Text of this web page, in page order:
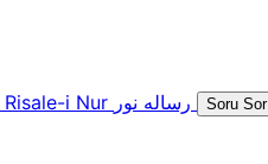
Risale-i Nur Soru Sor